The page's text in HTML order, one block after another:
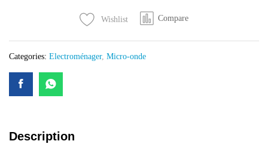
Wishlist Compare
Categories: Electroménager, Micro-onde
Description